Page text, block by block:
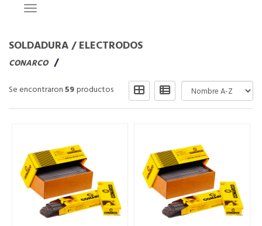
Navigation ein-/ausblenden
SOLDADURA/ELECTRODOS
CONARCO
Se encontraron59productos